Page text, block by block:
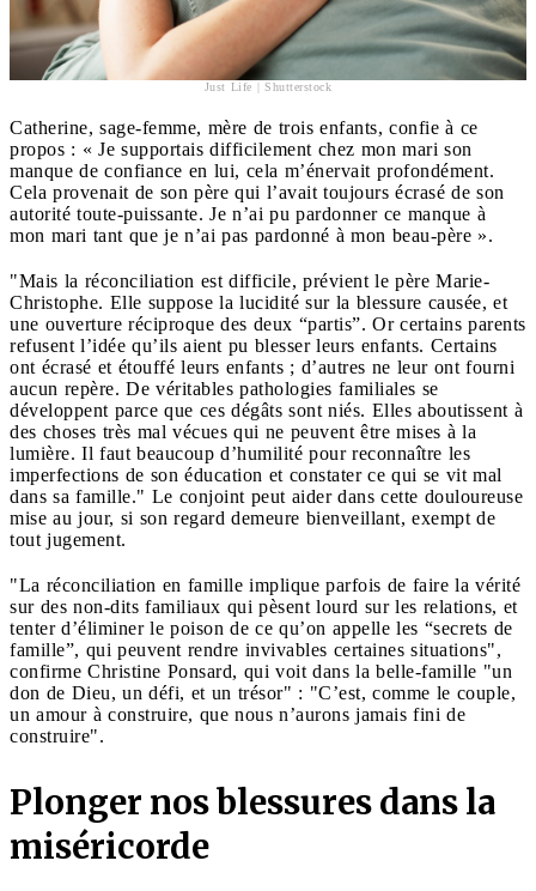
Just Life | Shutterstock
Catherine, sage-femme, mère de trois enfants, confie à ce
propos : « Je supportais difficilement chez mon mari son
manque de confiance en lui, cela m’énervait profondément.
Cela provenait de son père qui l’avait toujours écrasé de son
autorité toute-puissante. Je n’ai pu pardonner ce manque à
mon mari tant que je n’ai pas pardonné à mon beau-père ».
"Mais la réconciliation est difficile, prévient le père Marie-
Christophe. Elle suppose la lucidité sur la blessure causée, et
une ouverture réciproque des deux “partis”. Or certains parents
refusent l’idée qu’ils aient pu blesser leurs enfants. Certains
ont écrasé et étouffé leurs enfants ; d’autres ne leur ont fourni
aucun repère. De véritables pathologies familiales se
développent parce que ces dégâts sont niés. Elles aboutissent à
des choses très mal vécues qui ne peuvent être mises à la
lumière. Il faut beaucoup d’humilité pour reconnaître les
imperfections de son éducation et constater ce qui se vit mal
dans sa famille." Le conjoint peut aider dans cette douloureuse
mise au jour, si son regard demeure bienveillant, exempt de
tout jugement.
"La réconciliation en famille implique parfois de faire la vérité
sur des non-dits familiaux qui pèsent lourd sur les relations, et
tenter d’éliminer le poison de ce qu’on appelle les “secrets de
famille”, qui peuvent rendre invivables certaines situations",
confirme Christine Ponsard, qui voit dans la belle-famille "un
don de Dieu, un défi, et un trésor" : "C’est, comme le couple,
un amour à construire, que nous n’aurons jamais fini de
construire".
Plonger nos blessures dans la
miséricorde